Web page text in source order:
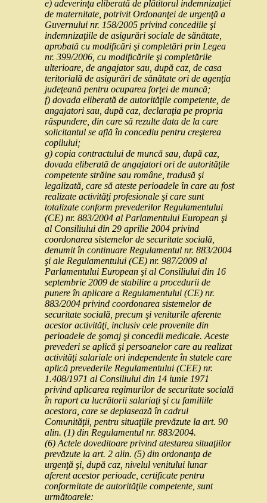
e) adeverinţa eliberată de plătitorul indemnizaţiei
de maternitate, potrivit Ordonanţei de urgenţă a
Guvernului nr. 158/2005 privind concediile şi
indemnizaţiile de asigurări sociale de sănătate,
aprobată cu modificări şi completări prin Legea
nr. 399/2006, cu modificările şi completările
ulterioare, de angajator sau, după caz, de casa
teritorială de asigurări de sănătate ori de agenţia
judeţeană pentru ocuparea forţei de muncă;
f) dovada eliberată de autorităţile competente, de
angajatori sau, după caz, declaraţia pe propria
răspundere, din care să rezulte data de la care
solicitantul se află în concediu pentru creşterea
copilului;
g) copia contractului de muncă sau, după caz,
dovada eliberată de angajatori ori de autorităţile
competente străine sau române, tradusă şi
legalizată, care să ateste perioadele în care au fost
realizate activităţi profesionale şi care sunt
totalizate conform prevederilor Regulamentului
(CE) nr. 883/2004 al Parlamentului European şi
al Consiliului din 29 aprilie 2004 privind
coordonarea sistemelor de securitate socială,
denumit în continuare Regulamentul nr. 883/2004
şi ale Regulamentului (CE) nr. 987/2009 al
Parlamentului European şi al Consiliului din 16
septembrie 2009 de stabilire a procedurii de
punere în aplicare a Regulamentului (CE) nr.
883/2004 privind coordonarea sistemelor de
securitate socială, precum şi veniturile aferente
acestor activităţi, inclusiv cele provenite din
perioadele de şomaj şi concedii medicale. Aceste
prevederi se aplică şi persoanelor care au realizat
activităţi salariale ori independente în statele care
aplică prevederile Regulamentului (CEE) nr.
1.408/1971 al Consiliului din 14 iunie 1971
privind aplicarea regimurilor de securitate socială
în raport cu lucrătorii salariaţi şi cu familiile
acestora, care se deplasează în cadrul
Comunităţii, pentru situaţiile prevăzute la art. 90
alin. (1) din Regulamentul nr. 883/2004.
(6) Actele doveditoare privind atestarea situaţiilor
prevăzute la art. 2 alin. (5) din ordonanţa de
urgenţă şi, după caz, nivelul venitului lunar
aferent acestor perioade, certificate pentru
conformitate de autorităţile competente, sunt
următoarele: